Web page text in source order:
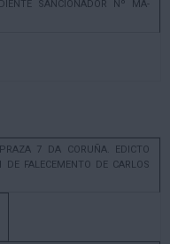
SANCIONADOR Nº MA-
7 DA CORUÑA. EDICTO
FALECEMENTO DE CARLOS